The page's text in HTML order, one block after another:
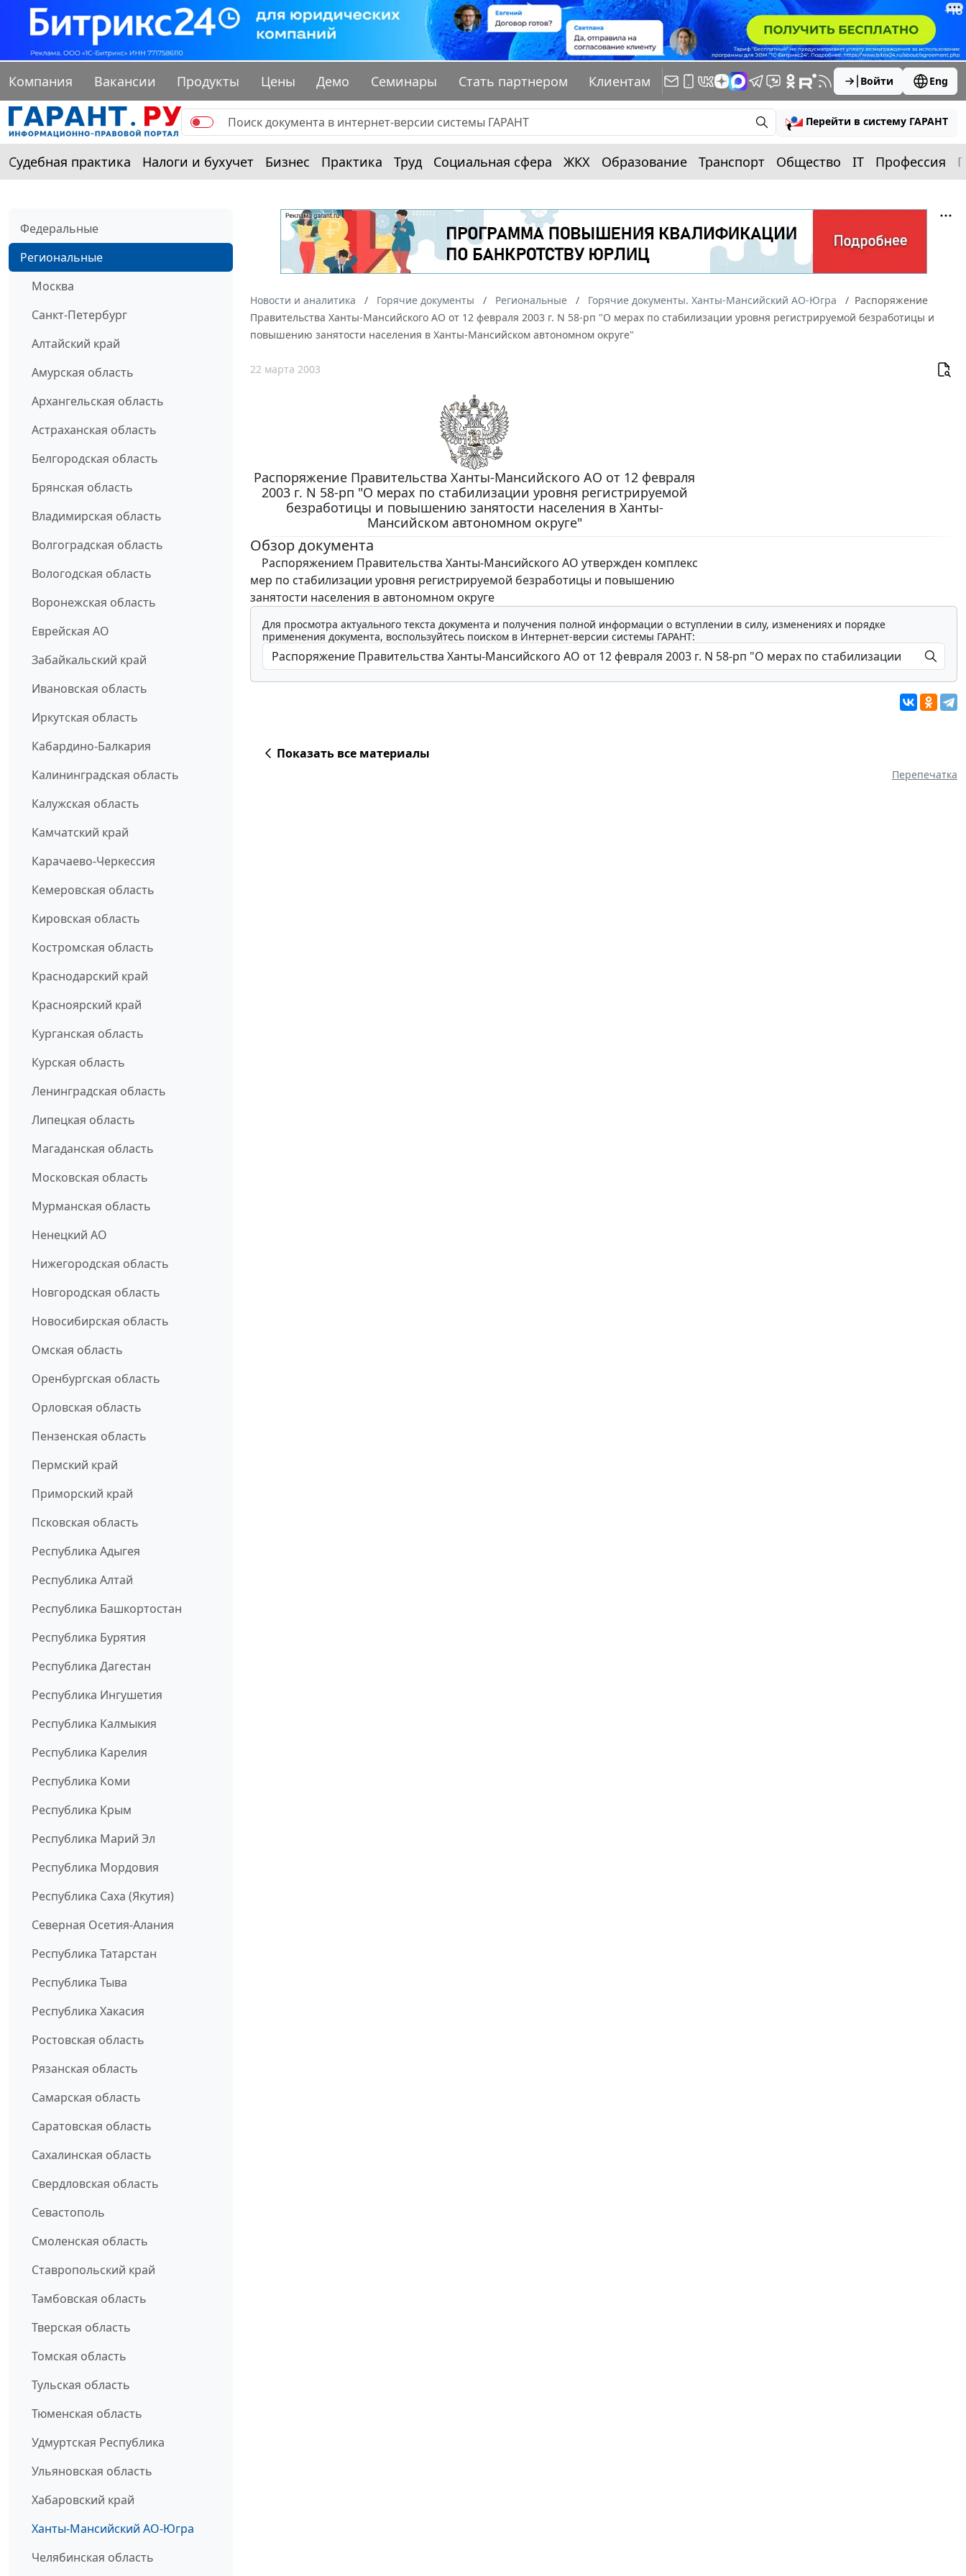
Компания Вакансии Продукты Цены Демо Семинары Стать партнером Клиентам Войти Eng
Перейти в систему ГАРАНТ
Судебная практика Налоги и бухучет Бизнес Практика Труд Социальная сфера ЖКХ Образование Транспорт Общество IT Профессия
Федеральные
Региональные
Москва
Санкт-Петербург
Алтайский край
Амурская область
Архангельская область
Астраханская область
Белгородская область
Брянская область
Владимирская область
Волгоградская область
Вологодская область
Воронежская область
Еврейская АО
Забайкальский край
Ивановская область
Иркутская область
Кабардино-Балкария
Калининградская область
Калужская область
Камчатский край
Карачаево-Черкессия
Кемеровская область
Кировская область
Костромская область
Краснодарский край
Красноярский край
Курганская область
Курская область
Ленинградская область
Липецкая область
Магаданская область
Московская область
Мурманская область
Ненецкий АО
Нижегородская область
Новгородская область
Новосибирская область
Омская область
Оренбургская область
Орловская область
Пензенская область
Пермский край
Приморский край
Псковская область
Республика Адыгея
Республика Алтай
Республика Башкортостан
Республика Бурятия
Республика Дагестан
Республика Ингушетия
Республика Калмыкия
Республика Карелия
Республика Коми
Республика Крым
Республика Марий Эл
Республика Мордовия
Республика Саха (Якутия)
Северная Осетия-Алания
Республика Татарстан
Республика Тыва
Республика Хакасия
Ростовская область
Рязанская область
Самарская область
Саратовская область
Сахалинская область
Свердловская область
Севастополь
Смоленская область
Ставропольский край
Тамбовская область
Тверская область
Томская область
Тульская область
Тюменская область
Удмуртская Республика
Ульяновская область
Хабаровский край
Ханты-Мансийский АО-Югра
Челябинская область
Новости и аналитика Горячие документы Региональные Горячие документы. Ханты-Мансийский АО-Югра
Распоряжение
Правительства Ханты-Мансийского АО от 12 февраля 2003 г. N 58-рп "О мерах по стабилизации уровня регистрируемой безработицы и
повышению занятости населения в Ханты-Мансийском автономном округе"
22 марта 2003
Распоряжение Правительства Ханты-Мансийского АО от 12 февраля
2003 г. N 58-рп "О мерах по стабилизации уровня регистрируемой
безработицы и повышению занятости населения в Ханты-
Мансийском автономном округе"
Обзор документа
Распоряжением Правительства Ханты-Мансийского АО утвержден комплекс
мер по стабилизации уровня регистрируемой безработицы и повышению
занятости населения в автономном округе
Для просмотра актуального текста документа и получения полной информации о вступлении в силу, изменениях и порядке
применения документа, воспользуйтесь поиском в Интернет-версии системы ГАРАНТ:
Показать все материалы
Перепечатка